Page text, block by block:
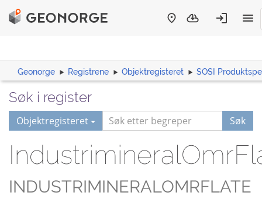
Geonorge Registrene Objektregisteret SOSI
Søk i register
Objektregisteret Søk
INDUSTRIMINERALOMRFLATE